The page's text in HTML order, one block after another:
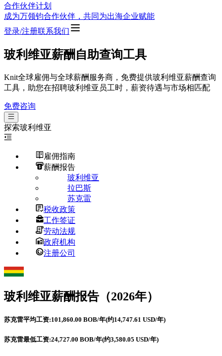
合作伙伴计划
成为万领钧合作伙伴，共同为出海企业赋能
登录/注册联系我们
玻利维亚薪酬自助查询工具
Knit全球雇佣与全球薪酬服务商，免费提供玻利维亚薪酬查询
工具，助您在招聘玻利维亚员工时，薪资待遇与市场相匹配
免费咨询
探索玻利维亚
雇佣指南
薪酬报告
玻利维亚
拉巴斯
苏克雷
税收政策
工作签证
劳动法规
政府机构
注册公司
玻利维亚薪酬报告（2026年）
苏克雷平均工资:101,860.00 BOB/年(约14,747.61 USD/年)
苏克雷最低工资:24,727.00 BOB/年(约3,580.05 USD/年)